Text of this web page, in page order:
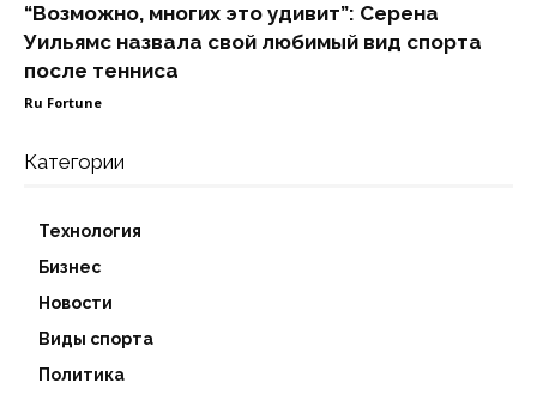
“Возможно, многих это удивит”: Серена
Уильямс назвала свой любимый вид спорта
после тенниса
Ru Fortune
Категории
Технология
Бизнес
Новости
Виды спорта
Политика